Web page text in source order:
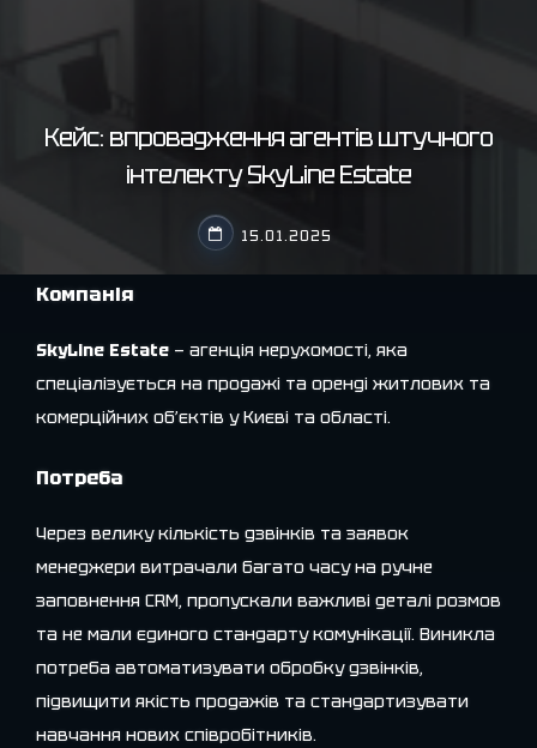
Кейс: впровадження агентів штучного
інтелекту SkyLine Estate
15.01.2025
Компанія
SkyLine Estate — агенція нерухомості, яка
спеціалізується на продажі та оренді житлових та
комерційних об’єктів у Києві та області.
Потреба
Через велику кількість дзвінків та заявок
менеджери витрачали багато часу на ручне
заповнення CRM, пропускали важливі деталі розмов
та не мали єдиного стандарту комунікації. Виникла
потреба автоматизувати обробку дзвінків,
підвищити якість продажів та стандартизувати
навчання нових співробітників.